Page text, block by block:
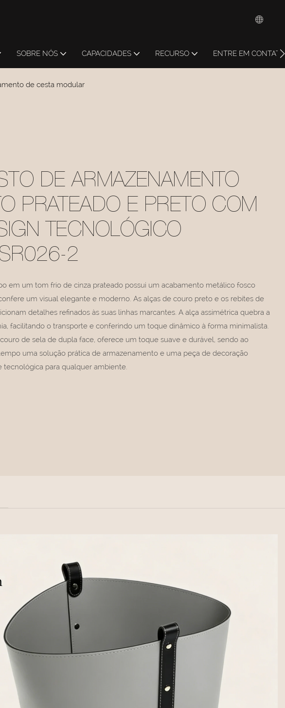
SOBRE NÓS CAPACIDADES RECURSO ENTRE EM
de cesta modular
DE ARMAZENAMENTO
PRATEADO E PRETO COM
TECNOLÓGICO
2
em um tom frio de cinza prateado possui um acabamento metálico fosco
um visual elegante e moderno. As alças de couro preto e os rebites de
detalhes refinados às suas linhas marcantes. A alça assimétrica quebra a
facilitando o transporte e conferindo um toque dinâmico à forma minimalista.
de sela de dupla face, oferece um toque suave e durável, sendo ao
uma solução prática de armazenamento e uma peça de decoração
tecnológica para qualquer ambiente.